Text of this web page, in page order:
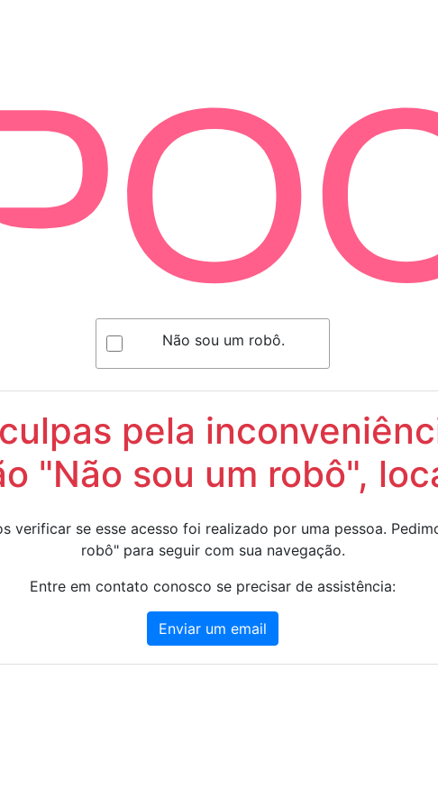
Não sou um robô.
pela
"Não sou um robô",
verificar se esse acesso foi realizado por uma pessoa.
robô" para seguir com sua navegação.
Entre em contato conosco se precisar de assistência:
Enviar um email